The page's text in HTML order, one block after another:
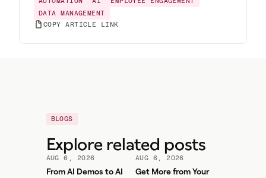
DATA MANAGEMENT
COPY ARTICLE LINK
BLOGS
Explore related posts
AUG 6, 2026
From AI Demos to AI
AUG 6, 2026
Get More from Your